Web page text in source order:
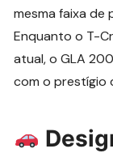
mesma faixa de
Enquanto o T-
atual, o GLA
com o prestígio